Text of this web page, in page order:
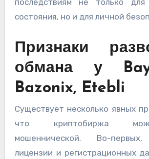
состояния, но и для личной
Признаки
обмана у
Bazonix, Etebli
Существует несколько явных
что криптобиржа
мошеннической. Во-первых,
лицензии и регистрационных